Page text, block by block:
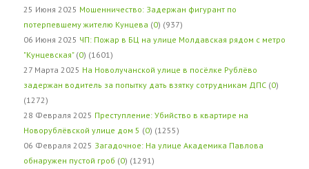
25 Июня 2025 Мошенничество: Задержан фигурант по
потерпевшему жителю Кунцева (0) (937)
06 Июня 2025 ЧП: Пожар в БЦ на улице Молдавская рядом с метро
"Кунцевская" (0) (1601)
27 Марта 2025 На Новолучанской улице в посёлке Рублёво
задержан водитель за попытку дать взятку сотрудникам ДПС (0)
(1272)
28 Февраля 2025 Преступление: Убийство в квартире на
Новорублёвской улице дом 5 (0) (1255)
06 Февраля 2025 Загадочное: На улице Академика Павлова
обнаружен пустой гроб (0) (1291)